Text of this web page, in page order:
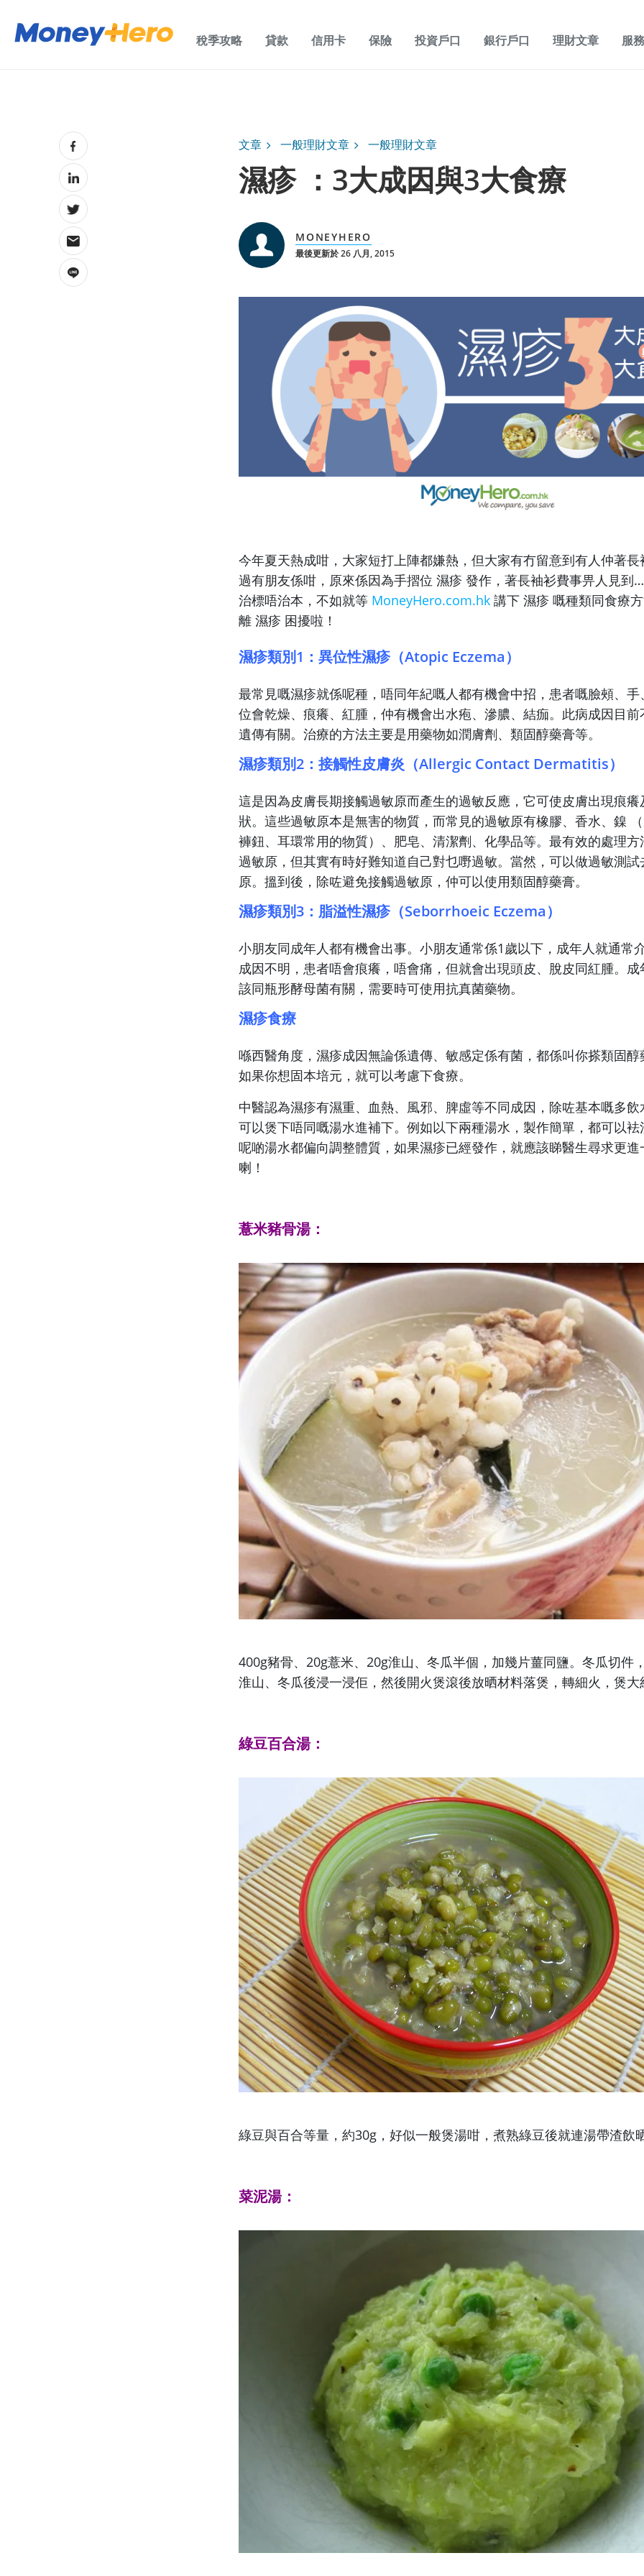
稅季攻略 貸款 信用卡 保險 投資戶口 銀行戶口 理財文章 服
文章 一般理財文章 一般理財文章
濕疹 ：3大成因與3大食療
MONEYHERO
最後更新於 26 八月, 2015
今年夏天熱成咁，大家短打上陣都嫌熱，但大家有冇留意到有人仲著
過有朋友係咁，原來係因為手摺位 濕疹 發作，著長袖衫費事畀人見到
治標唔治本，不如就等 MoneyHero.com.hk 講下 濕疹 嘅種類同食療
離 濕疹 困擾啦！
濕疹類別1：異位性濕疹（Atopic Eczema）
最常見嘅濕疹就係呢種，唔同年紀嘅人都有機會中招，患者嘅臉頰、
位會乾燥、痕癢、紅腫，仲有機會出水疱、滲膿、結痂。此病成因目
遺傳有關。治療的方法主要是用藥物如潤膚劑、類固醇藥膏等。
濕疹類別2：接觸性皮膚炎（Allergic Contact Dermatitis）
這是因為皮膚長期接觸過敏原而產生的過敏反應，它可使皮膚出現痕
狀。這些過敏原本是無害的物質，而常見的過敏原有橡膠、香水、鎳
褲鈕、耳環常用的物質）、肥皂、清潔劑、化學品等。最有效的處理
過敏原，但其實有時好難知道自己對乜嘢過敏。當然，可以做過敏測
原。搵到後，除咗避免接觸過敏原，仲可以使用類固醇藥膏。
濕疹類別3：脂溢性濕疹（Seborrhoeic Eczema）
小朋友同成年人都有機會出事。小朋友通常係1歲以下，成年人就通常
成因不明，患者唔會痕癢，唔會痛，但就會出現頭皮、脫皮同紅腫。
該同瓶形酵母菌有關，需要時可使用抗真菌藥物。
濕疹食療
喺西醫角度，濕疹成因無論係遺傳、敏感定係有菌，都係叫你搽類固
如果你想固本培元，就可以考慮下食療。
中醫認為濕疹有濕重、血熱、風邪、脾虛等不同成因，除咗基本嘅多
可以煲下唔同嘅湯水進補下。例如以下兩種湯水，製作簡單，都可以
呢啲湯水都偏向調整體質，如果濕疹已經發作，就應該睇醫生尋求更
喇！
薏米豬骨湯：
400g豬骨、20g薏米、20g淮山、冬瓜半個，加幾片薑同鹽。冬瓜切件
淮山、冬瓜後浸一浸佢，然後開火煲滾後放晒材料落煲，轉細火，煲大
綠豆百合湯：
綠豆與百合等量，約30g，好似一般煲湯咁，煮熟綠豆後就連湯帶渣飲
菜泥湯：